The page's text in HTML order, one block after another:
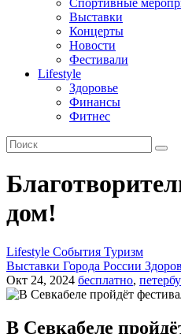
Спортивные
Выставки
Концерты
Новости
Фестивали
Lifestyle
Здоровье
Финансы
Фитнес
дом!
Lifestyle События Туризм
Выставки Города России
Окт 24, 2024 бесплатно,
В Севкабеле